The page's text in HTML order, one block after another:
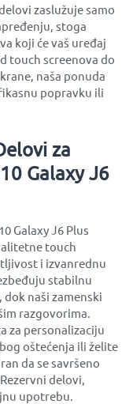
zaslužuje samo
stoga
koji će vaš uređaj
touch screenova do
naša ponuda
popravku ili
za
Galaxy J6
Galaxy J6 Plus
touch
i izvanrednu
stabilnu
naši zamenski
razgovorima.
za personalizaciju
oštećenja ili želite
da se savršeno
delovi,
upotrebu.